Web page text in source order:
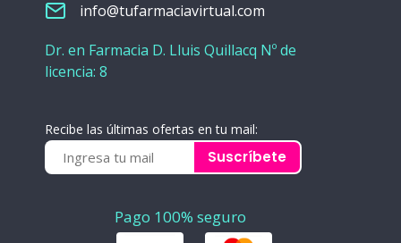
info@tufarmaciavirtual.com
Dr. en Farmacia D. Lluis Quillacq Nº de
licencia: 8
Recibe las últimas ofertas en tu mail:
Suscríbete
Pago 100% seguro